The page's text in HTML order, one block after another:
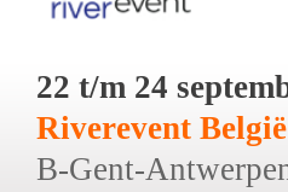
22 t/m 24
Riverevent België
B-Gent-